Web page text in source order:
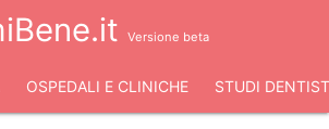
Versione beta
OSPEDALI E CLINICHE STUDI